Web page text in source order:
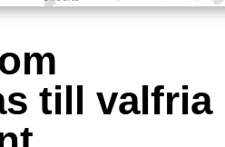
till valfria